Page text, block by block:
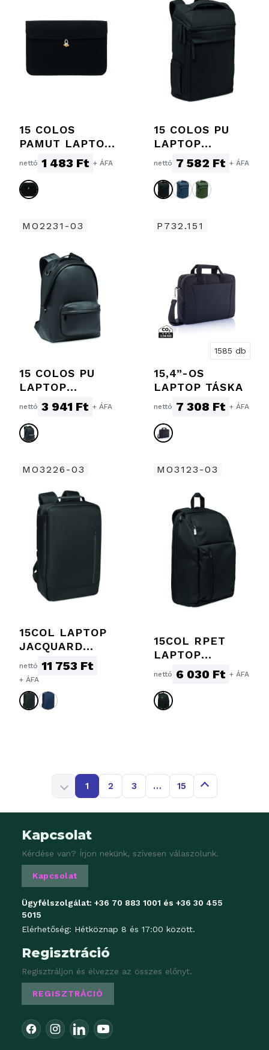
15 COLOS
PAMUT LAPTOP
TOK 220G
nettó 1 483 Ft + ÁFA
15 COLOS PU
LAPTOP
HÁTIZSÁK
nettó 7 582 Ft + ÁFA
MO2231-03
15 COLOS PU
LAPTOP
HÁTIZSÁK
nettó 3 941 Ft + ÁFA
P732.151
1585 db
15,4”-OS
LAPTOP TÁSKA
nettó 7 308 Ft + ÁFA
MO3226-03
15COL LAPTOP
JACQUARD
HÁTIZSÁK
nettó 11 753 Ft
+ ÁFA
MO3123-03
15COL RPET
LAPTOP
HÁTIZSÁK 15L
nettó 6 030 Ft + ÁFA
1 2 3 … 15
Kapcsolat
Kérdése van? Írjon nekünk, szívesen válaszolunk.
Kapcsolat
Ügyfélszolgálat: +36 70 883 1001 és +36 30 455
5015
Elérhetőség: Hétköznap 8 és 17:00 között.
Regisztráció
Regisztráljon és élvezze az összes előnyt.
REGISZTRÁCIÓ